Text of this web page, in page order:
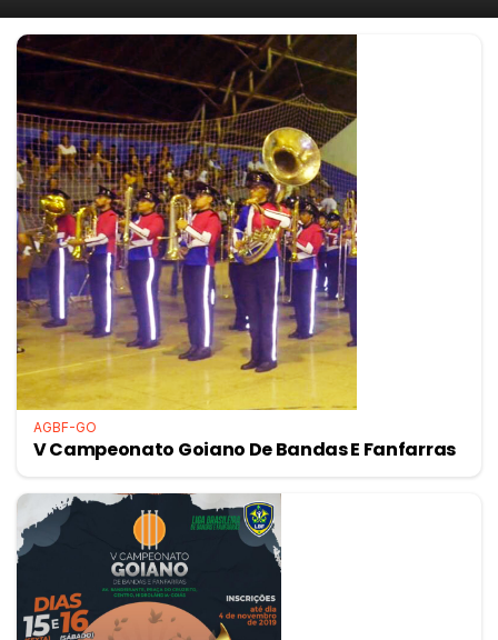
AGBF-GO
V Campeonato Goiano De Bandas E Fanfarras